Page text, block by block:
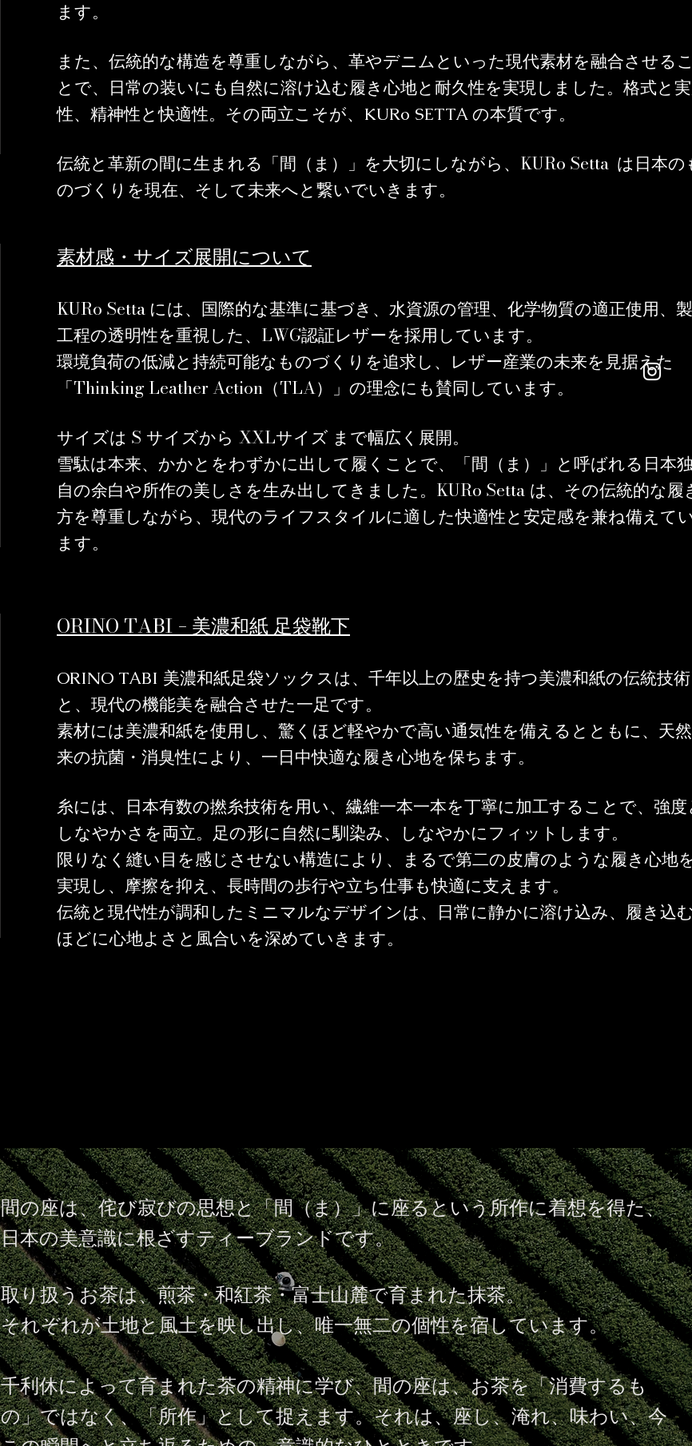
ます。
また、伝統的な構造を尊重しながら、革やデニムといった現代素材を融合させる
とで、日常の装いにも自然に溶け込む履き心地と耐久性を実現しました。格式と
性、精神性と快適性。その両立こそが、KURo SETTA の本質です。
伝統と革新の間に生まれる「間（ま）」を大切にしながら、 KURo Setta は日本の
のづくりを現在、そして未来へと繋いでいきます。
素材感・サイズ展開について
KURo Setta には、国際的な基準に基づき、水資源の管理、化学物質の適正使用、
工程の透明性を重視した、 LWG認証レザーを採用しています。
環境負荷の低減と持続可能なものづくりを追求し、レザー産業の未来を見据えた
「Thinking Leather Action（TLA） 」の理念にも賛同しています。
サイズは S サイズから XXLサイズ まで幅広く展開。
雪駄は本来、かかとをわずかに出して履くことで、「間（ま）」と呼ばれる日本
自の余白や所作の美しさを生み出してきました。 KURo Setta は、その伝統的な履
方を尊重しながら、現代のライフスタイルに適した快適性と安定感を兼ね備えて
ます。
ORINO TABI - 美濃和紙 足袋靴下
ORINO TABI 美濃和紙足袋ソックスは、千年以上の歴史を持つ美濃和紙の伝統技術
と、現代の機能美を融合させた一足です。
素材には美濃和紙を使用し、驚くほど軽やかで高い通気性を備えるとともに、天
来の抗菌・消臭性により、一日中快適な履き心地を保ちます。
糸には、日本有数の撚糸技術を用い、繊維一本一本を丁寧に加工することで、強度
しなやかさを両立。足の形に自然に馴染み、しなやかにフィットします。
限りなく縫い目を感じさせない構造により、まるで第二の皮膚のような履き心地
実現し、摩擦を抑え、長時間の歩行や立ち仕事も快適に支えます。
伝統と現代性が調和したミニマルなデザインは、日常に静かに溶け込み、履き込
ほどに心地よさと風合いを深めていきます。
間の座は、侘び寂びの思想と「間（ま）」に座るという所作に着想を得た、
日本の美意識に根ざすティーブランドです。
取り扱うお茶は、煎茶・和紅茶・富士山麓で育まれた抹茶。
それぞれが土地と風土を映し出し、唯一無二の個性を宿しています。
千利休によって育まれた茶の精神に学び、間の座は、お茶を「消費するも
の」ではなく、「所作」として捉えます。それは、座し、淹れ、味わい、今